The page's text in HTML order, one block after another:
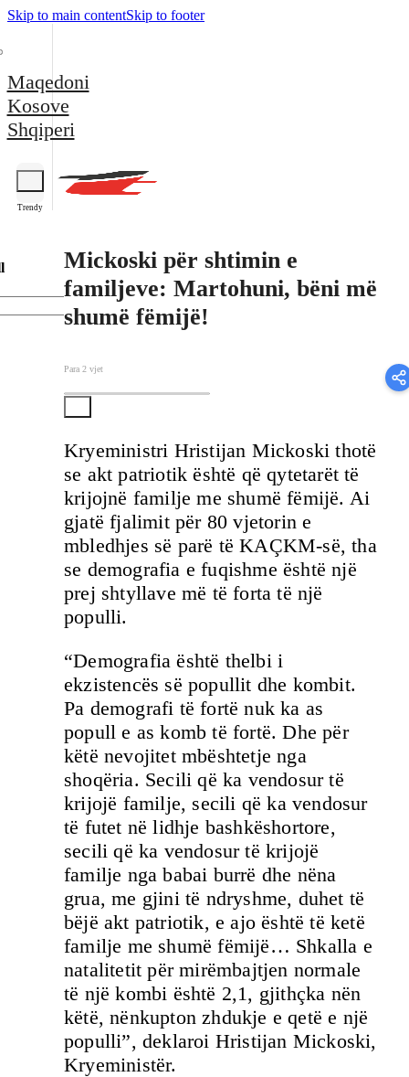
Skip to main contentSkip to footer
Maqedoni
Kosove
Shqiperi
Trendy
Mickoski për shtimin e
familjeve: Martohuni, bëni më
shumë fëmijë!
Para 2 vjet
Kryeministri Hristijan Mickoski thotë
se akt patriotik është që qytetarët të
krijojnë familje me shumë fëmijë. Ai
gjatë fjalimit për 80 vjetorin e
mbledhjes së parë të KAÇKM-së, tha
se demografia e fuqishme është një
prej shtyllave më të forta të një
populli.
“Demografia është thelbi i
ekzistencës së popullit dhe kombit.
Pa demografi të fortë nuk ka as
popull e as komb të fortë. Dhe për
këtë nevojitet mbështetje nga
shoqëria. Secili që ka vendosur të
krijojë familje, secili që ka vendosur
të futet në lidhje bashkëshortore,
secili që ka vendosur të krijojë
familje nga babai burrë dhe nëna
grua, me gjini të ndryshme, duhet të
bëjë akt patriotik, e ajo është të ketë
familje me shumë fëmijë… Shkalla e
natalitetit për mirëmbajtjen normale
të një kombi është 2,1, gjithçka nën
këtë, nënkupton zhdukje e qetë e një
populli”, deklaroi Hristijan Mickoski,
Kryeministër.